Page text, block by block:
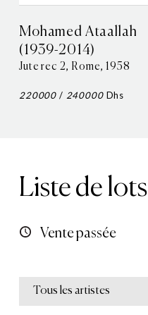
Mohamed Ataallah
(1939-2014)
Jute rec 2, Rome, 1958
220000 / 240000Dhs
Liste de lots
Vente passée
Tous les artistes